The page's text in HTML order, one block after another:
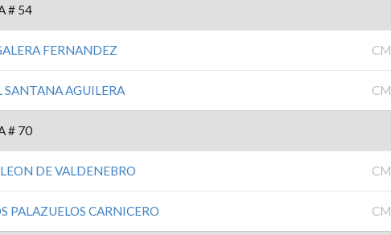
# 54
FERNANDEZ
SANTANA AGUILERA
# 70
DE VALDENEBRO
PALAZUELOS CARNICERO